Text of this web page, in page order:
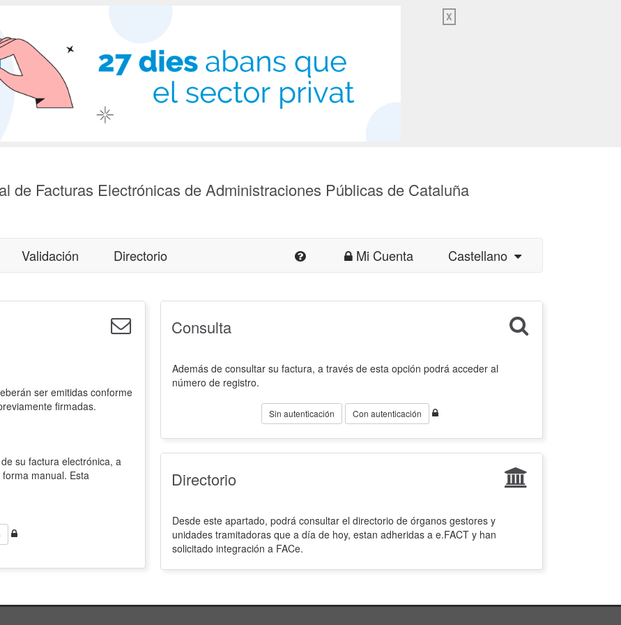
X
de Facturas Electrónicas de Administraciones Públicas de Cataluña
Validación Directorio Mi Cuenta Castellano
ser emitidas conforme
firmadas.
su factura electrónica, a
manual. Esta
Consulta
Además de consultar su factura, a través de esta opción podrá acceder al
número de registro.
Sin autenticación Con autenticación
Directorio
Desde este apartado, podrá consultar el directorio de órganos gestores y
unidades tramitadoras que a día de hoy, estan adheridas a e.FACT y han
solicitado integración a FACe.